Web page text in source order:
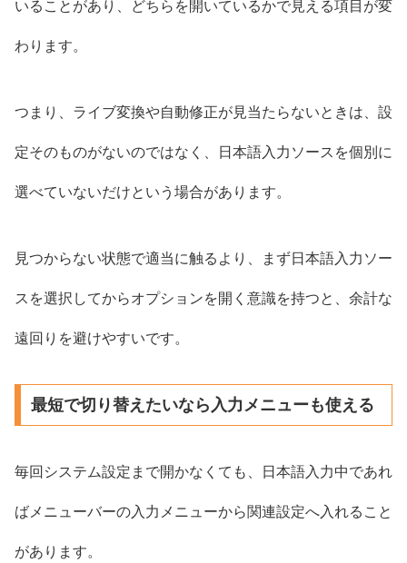
いることがあり、どちらを開いているかで見える項目が変
わります。
つまり、ライブ変換や自動修正が見当たらないときは、設
定そのものがないのではなく、日本語入力ソースを個別に
選べていないだけという場合があります。
見つからない状態で適当に触るより、まず日本語入力ソー
スを選択してからオプションを開く意識を持つと、余計な
遠回りを避けやすいです。
最短で切り替えたいなら入力メニューも使える
毎回システム設定まで開かなくても、日本語入力中であれ
ばメニューバーの入力メニューから関連設定へ入れること
があります。